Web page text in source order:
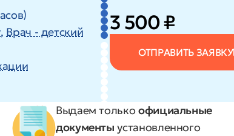
, Врач - детский
3 500 ₽
ОТПРАВИТЬ ЗАЯВКУ
Выдаем только официальные
документы установленного